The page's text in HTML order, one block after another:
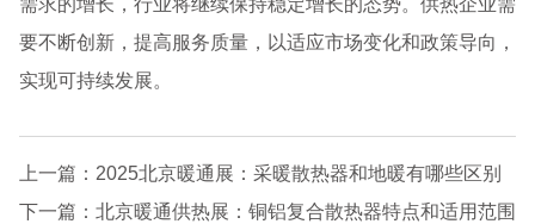
需求的增长，行业将继续保持稳定增长的态势。供热企业需
要不断创新，提高服务质量，以适应市场变化和政策导向，
实现可持续发展。
上一篇：2025北京暖通展：采暖散热器和地暖有哪些区别
下一篇：北京暖通供热展：铜铝复合散热器特点和适用范围